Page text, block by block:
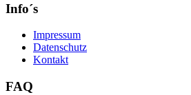
Info´s
Impressum
Datenschutz
Kontakt
FAQ